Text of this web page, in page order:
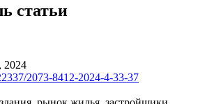
статьи
2024
2073-8412-2024-4-33-37